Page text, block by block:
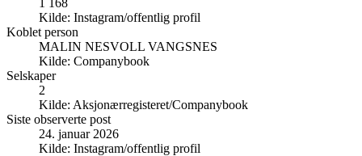
Kilde: Instagram/offentlig profil
Koblet person
MALIN NESVOLL VANGSNES
Kilde: Companybook
Selskaper
2
Kilde: Aksjonærregisteret/Companybook
Siste observerte post
24. januar 2026
Kilde: Instagram/offentlig profil